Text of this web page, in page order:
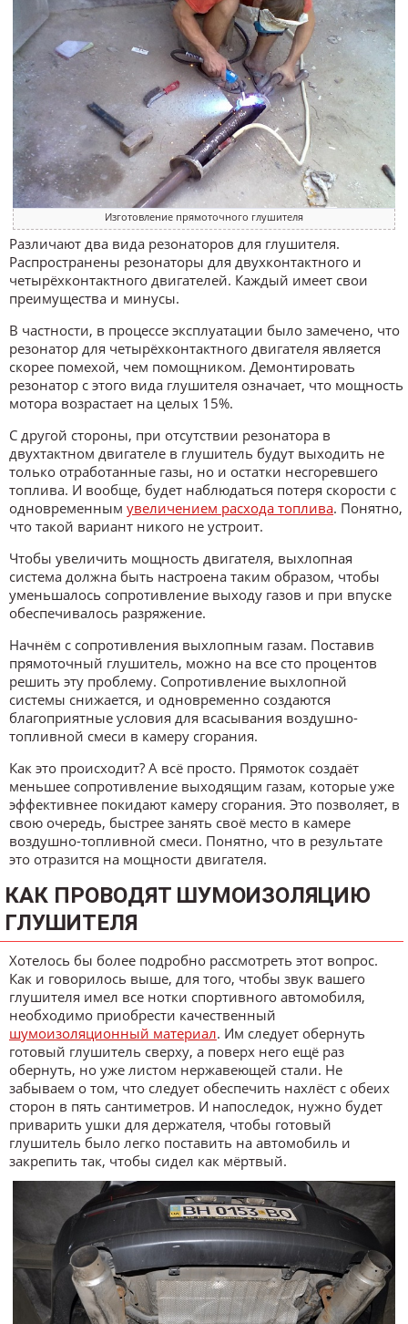
Изготовление прямоточного глушителя
Различают два вида резонаторов для глушителя.
Распространены резонаторы для двухконтактного и
четырёхконтактного двигателей. Каждый имеет свои
преимущества и минусы.
В частности, в процессе эксплуатации было замечено, что
резонатор для четырёхконтактного двигателя является
скорее помехой, чем помощником. Демонтировать
резонатор с этого вида глушителя означает, что мощность
мотора возрастает на целых 15%.
С другой стороны, при отсутствии резонатора в
двухтактном двигателе в глушитель будут выходить не
только отработанные газы, но и остатки несгоревшего
топлива. И вообще, будет наблюдаться потеря скорости с
одновременным увеличением расхода топлива. Понятно,
что такой вариант никого не устроит.
Чтобы увеличить мощность двигателя, выхлопная
система должна быть настроена таким образом, чтобы
уменьшалось сопротивление выходу газов и при впуске
обеспечивалось разряжение.
Начнём с сопротивления выхлопным газам. Поставив
прямоточный глушитель, можно на все сто процентов
решить эту проблему. Сопротивление выхлопной
системы снижается, и одновременно создаются
благоприятные условия для всасывания воздушно-
топливной смеси в камеру сгорания.
Как это происходит? А всё просто. Прямоток создаёт
меньшее сопротивление выходящим газам, которые уже
эффективнее покидают камеру сгорания. Это позволяет, в
свою очередь, быстрее занять своё место в камере
воздушно-топливной смеси. Понятно, что в результате
это отразится на мощности двигателя.
КАК ПРОВОДЯТ ШУМОИЗОЛЯЦИЮ
ГЛУШИТЕЛЯ
Хотелось бы более подробно рассмотреть этот вопрос.
Как и говорилось выше, для того, чтобы звук вашего
глушителя имел все нотки спортивного автомобиля,
необходимо приобрести качественный
шумоизоляционный материал. Им следует обернуть
готовый глушитель сверху, а поверх него ещё раз
обернуть, но уже листом нержавеющей стали. Не
забываем о том, что следует обеспечить нахлёст с обеих
сторон в пять сантиметров. И напоследок, нужно будет
приварить ушки для держателя, чтобы готовый
глушитель было легко поставить на автомобиль и
закрепить так, чтобы сидел как мёртвый.